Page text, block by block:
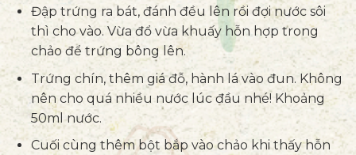
Đập trứng ra bát, đánh đều lên rồi đợi nước sôi
thì cho vào. Vừa đổ vừa khuấy hỗn hợp trong
chảo để trứng bông lên.
Trứng chín, thêm giá đỗ, hành lá vào đun. Không
nên cho quá nhiều nước lúc đầu nhé! Khoảng
50ml nước.
Cuối cùng thêm bột bắp vào chảo khi thấy hỗn